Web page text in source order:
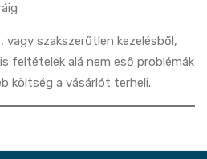
szakszerűtlen kezelésből,
feltételek alá nem eső problémák
költség a vásárlót terheli.